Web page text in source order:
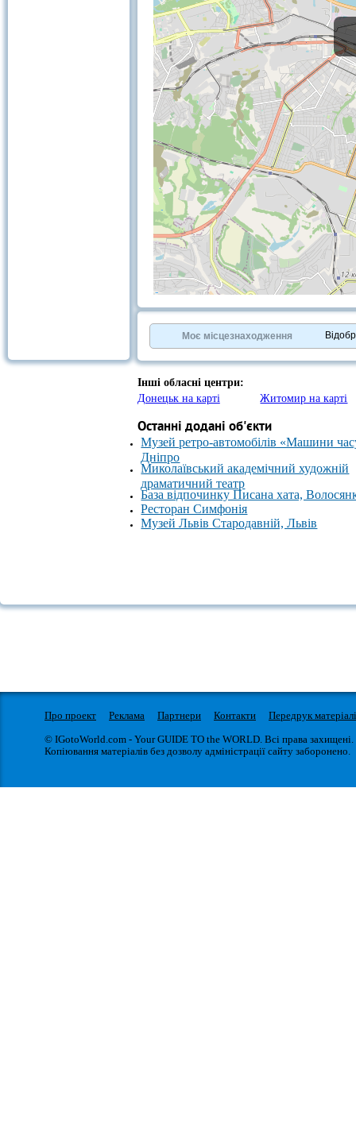
OpenStreetMapcontributors.
»
Моє місцезнаходження
Інші обласні центри:
Донецьк на карті
Житомир на карті
Останні додані об'єкти
Музей ретро-автомобілів «Машини
Дніпро
Миколаївський академічний художній
драматичний театр
База відпочинку Писана хата,
Ресторан Симфонія
Музей Львів Стародавній, Львів
Про проект Реклама Партнери Контакти
Передрук
© IGotoWorld.com - Your GUIDE TO the WORLD. Всі права захищені.
Копіювання матеріалів без дозволу адміністрації сайту заборонено.